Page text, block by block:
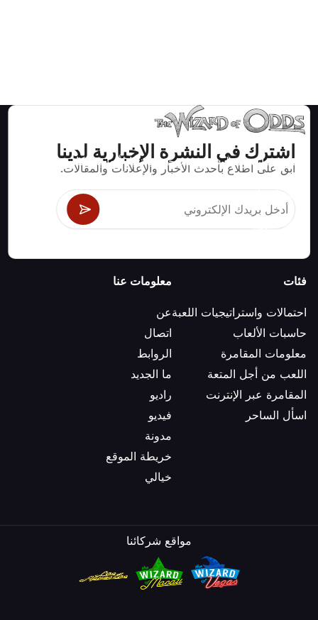
اشترك في النشرة الإخبارية لدينا
ابق على اطلاع بأحدث الأخبار والإعلانات والمقالات.
استراتيجيات ومعلومات صحيحة رياضيا لألعاب الكازينو مثل
البلاك جاك وكرابس والروليت ومئات الألعاب الأخرى التي
يمكن لعبها.
فئات
احتمالات واستراتيجيات اللعبة
حاسبات الألعاب
معلومات المقامرة
اللعب من أجل المتعة
المقامرة عبر الإنترنت
اسأل الساحر
معلومات عنا
عن
اتصال
الروابط
ما الجديد
راديو
فيديو
مدونة
خريطة الموقع
خيالي
مواقع شركائنا